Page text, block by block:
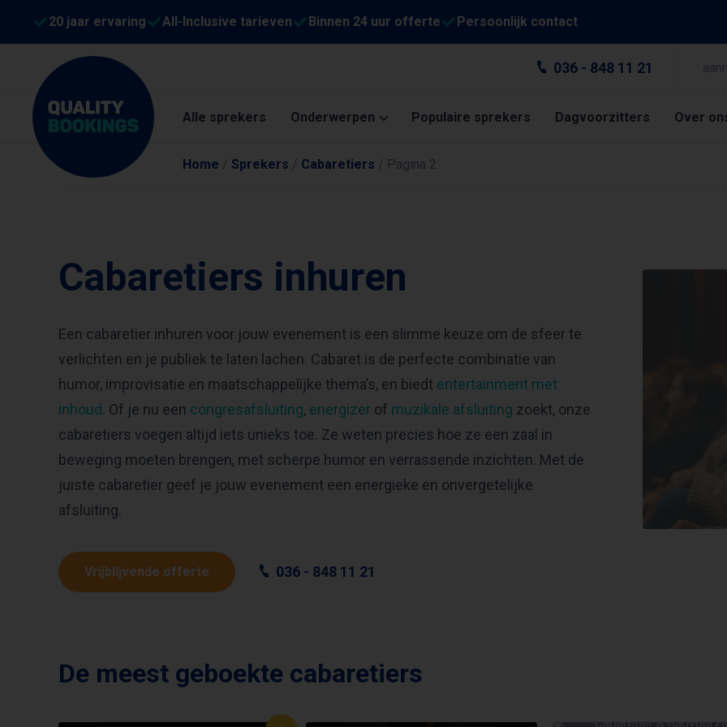
20 jaar ervaring All-Inclusive tarieven Binnen 24 uur offerte Persoonlijk contact
036 - 848 11 21
Alle sprekers Onderwerpen Populaire sprekers Dagvoorzitters Over
Home / Sprekers / Cabaretiers / Pagina 2
Cabaretiers inhuren
Een cabaretier inhuren voor jouw evenement is een slimme keuze om de sfeer te
verlichten en je publiek te laten lachen. Cabaret is de perfecte combinatie van
humor, improvisatie en maatschappelijke thema’s, en biedt entertainment met
inhoud. Of je nu een congresafsluiting, energizer of muzikale afsluiting zoekt, onze
cabaretiers voegen altijd iets unieks toe. Ze weten precies hoe ze een zaal in
beweging moeten brengen, met scherpe humor en verrassende inzichten. Met de
juiste cabaretier geef je jouw evenement een energieke en onvergetelijke
afsluiting.
Vrijblijvende offerte 036 - 848 11 21
De meest geboekte cabaretiers
Cabaretier &